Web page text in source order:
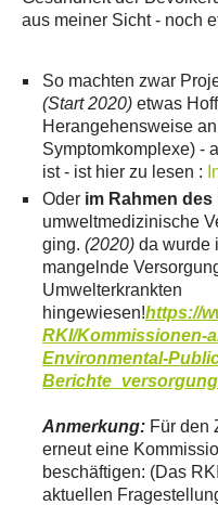
aus meiner Sicht - noch
So machten zwar
(Start 2020) etwas
Herangehensweise
Symptomkomplexe) -
ist - ist hier zu lesen :
Oder im Rahmen des
umweltmedizinische
ging. (2020) da wurde
mangelnde
Umwelterkrankten
hingewiesen!https://
RKI/Kommissionen-
Environmental-
Anmerkung: Für den
erneut eine
beschäftigen: (Das
aktuellen